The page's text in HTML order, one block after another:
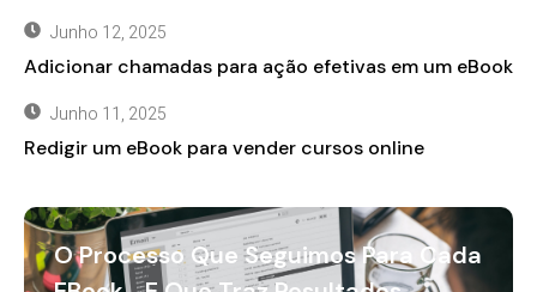
Junho 12, 2025
Adicionar chamadas para ação efetivas em um eBook
Junho 11, 2025
Redigir um eBook para vender cursos online
O Processo Que Seguimos Para Cada